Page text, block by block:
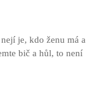
je, kdo ženu má a
bič a hůl, to není